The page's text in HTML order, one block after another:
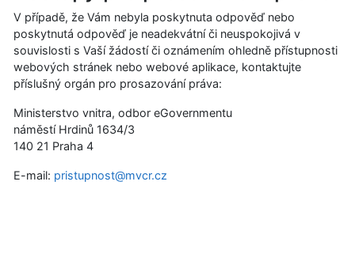
V případě, že Vám nebyla poskytnuta odpověď nebo
poskytnutá odpověď je neadekvátní či neuspokojivá v
souvislosti s Vaší žádostí či oznámením ohledně přístupnosti
webových stránek nebo webové aplikace, kontaktujte
příslušný orgán pro prosazování práva:
Ministerstvo vnitra, odbor eGovernmentu
náměstí Hrdinů 1634/3
140 21 Praha 4
E-mail: pristupnost@mvcr.cz